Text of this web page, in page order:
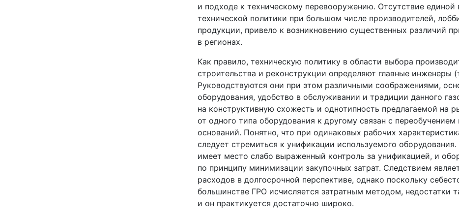
и подходе к техническому перевооружению. Отсутствие единой
технической политики при большом числе производителей,
продукции, привело к возникновению существенных различий
в регионах.
Как правило, техническую политику в области выбора
строительства и реконструкции определяют главные инженеры
Руководствуются они при этом различными соображениями,
оборудования, удобство в обслуживании и традиции данного
на конструктивную схожесть и однотипность предлагаемой на
от одного типа оборудования к другому связан с
оснований. Понятно, что при одинаковых рабочих
следует стремиться к унификации используемого
имеет место слабо выраженный контроль за унификацией, и
по принципу минимизации закупочных затрат. Следствием
расходов в долгосрочной перспективе, однако поскольку
большинстве ГРО исчисляется затратным методом, недостатки
и он практикуется достаточно широко.